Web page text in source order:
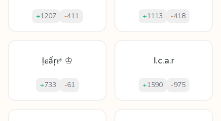
+1207 -411 +1113 -418
Ịɕấŗɍʸ ♔
+733 -61
I.c.a.r
+1590 -975